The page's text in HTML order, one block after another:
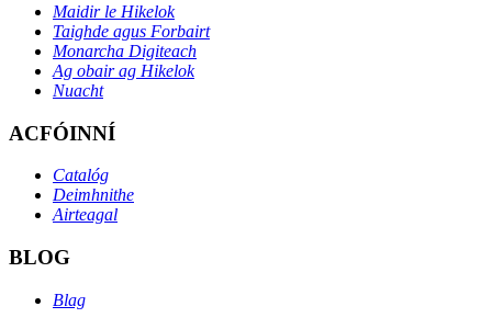
Maidir le Hikelok
Taighde agus Forbairt
Monarcha Digiteach
Ag obair ag Hikelok
Nuacht
ACFÓINNÍ
Catalóg
Deimhnithe
Airteagal
BLOG
Blag